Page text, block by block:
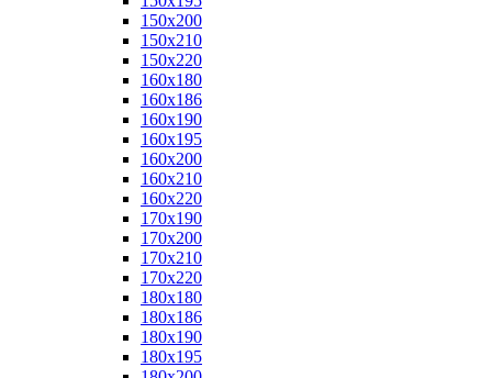
150x200
150x210
150x220
160x180
160x186
160x190
160x195
160x200
160x210
160x220
170x190
170x200
170x210
170x220
180x180
180x186
180x190
180x195